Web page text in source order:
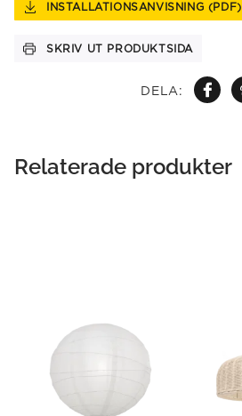
DELA:
INSTALLATIONSANVISNING (PDF)
SKRIV UT PRODUKTSIDA
Relaterade produkter